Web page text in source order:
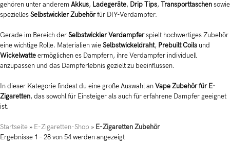
gehören unter anderemAkkus, Ladegeräte, Drip Tips,Transporttaschensowie
speziellesSelbstwickler Zubehörfür DIY-Verdampfer.
Gerade im Bereich derSelbstwickler Verdampferspielt hochwertiges Zubehör
eine wichtige Rolle. Materialien wieSelbstwickeldraht, Prebuilt Coils und
Wickelwatteermöglichen es Dampfern, ihre Verdampfer individuell
anzupassen und das Dampferlebnis gezielt zu beeinflussen.
In dieser Kategorie findest du eine große Auswahl anVape Zubehör für E-
Zigaretten, das sowohl für Einsteiger als auch für erfahrene Dampfer geeignet
ist.
Startseite » E-Zigaretten-Shop » E-Zigaretten Zubehör
Ergebnisse 1 – 28 von 54 werden angezeigt